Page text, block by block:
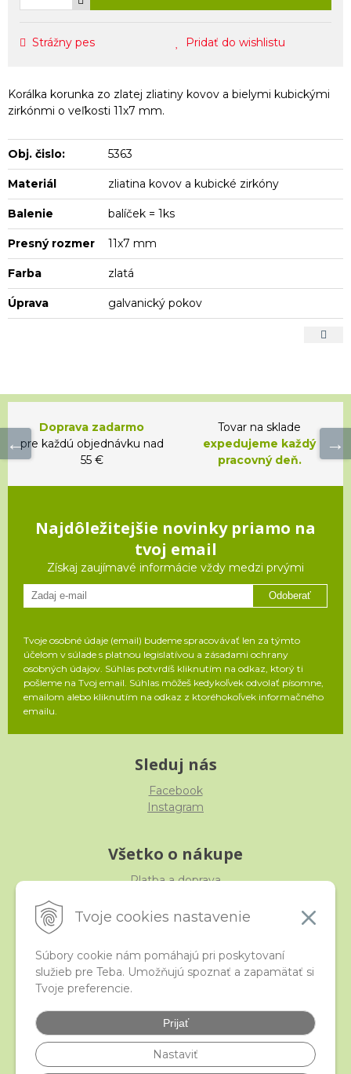
Tvoje cookies nastavenie
Súbory cookie nám pomáhajú pri poskytovaní
služieb pre Teba. Umožňujú spoznať a zapamätať si
Tvoje preferencie.
Prijať
Nastaviť
Strážny pes Pridať do wishlistu
Korálka korunka zo zlatej zliatiny kovov a bielymi kubickými
zirkónmi o veľkosti 11x7 mm.
Obj. čislo: 5363
Materiál zliatina kovov a kubické zirkóny
Balenie balíček = 1ks
Presný rozmer 11x7 mm
Farba zlatá
Úprava galvanický pokov
Doprava zadarmo
pre každú objednávku nad
55 €
Tovar na sklade
expedujeme každý
pracovný deň.
Najdôležitejšie novinky priamo na
tvoj email
Získaj zaujímavé informácie vždy medzi prvými
Odoberať
Tvoje osobné údaje (email) budeme spracovávať len za týmto
účelom v súlade s platnou legislatívou a zásadami ochrany
osobných údajov. Súhlas potvrdíš kliknutím na odkaz, ktorý ti
pošleme na Tvoj email. Súhlas môžeš kedykoľvek odvolať písomne,
emailom alebo kliknutím na odkaz z ktoréhokoľvek informačného
emailu.
Sleduj nás
Facebook
Instagram
Všetko o nákupe
Platba a doprava
Obchodné podmienky
iStraka
Veľkoobchod
Najčastejšie otázky
Certifikáty